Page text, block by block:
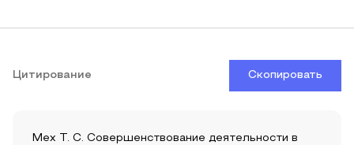
Цитирование Скопировать
Мех Т. С. Совершенствование деятельности в